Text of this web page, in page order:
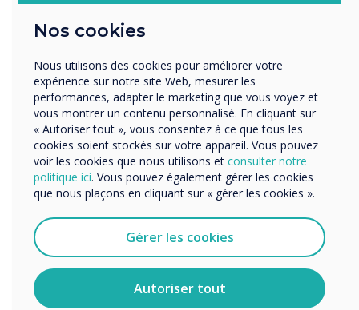
Nos cookies
Nous utilisons des cookies pour améliorer votre
expérience sur notre site Web, mesurer les
performances, adapter le marketing que vous voyez et
vous montrer un contenu personnalisé. En cliquant sur
« Autoriser tout », vous consentez à ce que tous les
cookies soient stockés sur votre appareil. Vous pouvez
voir les cookies que nous utilisons et consulter notre
politique ici. Vous pouvez également gérer les cookies
que nous plaçons en cliquant sur « gérer les cookies ».
Gérer les cookies
Autoriser tout
Enterprise
Organisation Name
Nous aimerions vous contacter au sujet de nos produits
et services par e-mail, téléphone ou courrier.
J'accepte de recevoir des communications de
Clevertouch.
Vous pouvez vous désabonner de ces communications à
tout moment. Consultez notre Politique de confidentialité
pour en savoir plus sur nos modalités de
désabonnement, nos politiques de confidentialité et sur
notre engagement vis-à-vis de la protection et du respect
de la vie privée.